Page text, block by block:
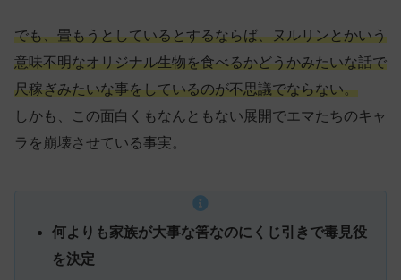
でも、畳もうとしているとするならば、ヌルリンとかいう
意味不明なオリジナル生物を食べるかどうかみたいな話で
尺稼ぎみたいな事をしているのが不思議でならない。
しかも、この面白くもなんともない展開でエマたちのキャ
ラを崩壊させている事実。
何よりも家族が大事な筈なのにくじ引きで毒見役
を決定